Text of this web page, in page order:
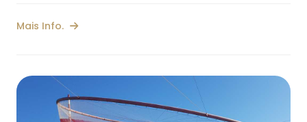
Mais Info.